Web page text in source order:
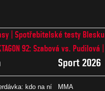
Spotřebitelské testy Blesku
92: Szabová vs. Pudilová
kdo na ní
Sport 2026
MMA